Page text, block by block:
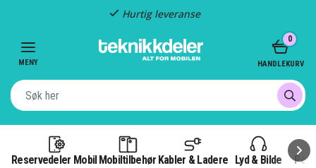
Hurtig leveranse
MENY
Reservedeler Mobil Mobiltilbehør Kabler & Ladere Lyd & Bilde
0
HANDLEKURV